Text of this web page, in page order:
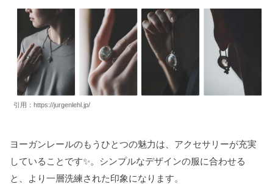
引用： https://jurgenlehl.jp/
ヨーガンレールのもうひとつの魅力は、アクセサリーが充実
していることです✨。シンプルなデザインの服に合わせる
と、より一層洗練された印象になります。